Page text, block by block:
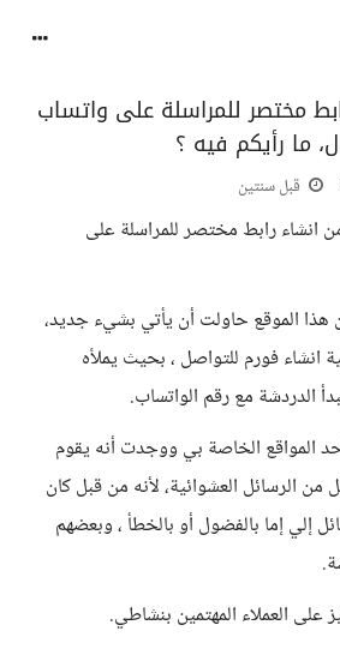
مختصر للمراسلة على واتساب
ما رأيكم فيه ؟
قبل سنتين
انشاء رابط مختصر للمراسلة على
هذا الموقع حاولت أن يأتي بشيء جديد،
انشاء فورم للتواصل ، بحيث يملأه
الدردشة مع رقم الواتساب.
المواقع الخاصة بي ووجدت أنه يقوم
من الرسائل العشوائية، لأنه من قبل كان
إلي إما بالفضول أو بالخطأ ، وبعضهم
على العملاء المهتمين بنشاطي.